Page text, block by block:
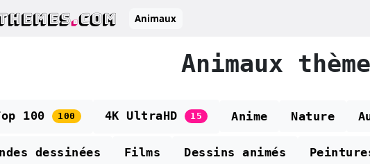
.COM Animaux
Animaux
100 100 4K UltraHD 15 Anime Nature
dessinées Films Dessins animés